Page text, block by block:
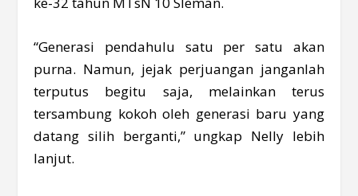
“Generasi pendahulu satu per satu akan
purna. Namun, jejak perjuangan janganlah
terputus begitu saja, melainkan terus
tersambung kokoh oleh generasi baru yang
datang silih berganti,” ungkap Nelly lebih
lanjut.